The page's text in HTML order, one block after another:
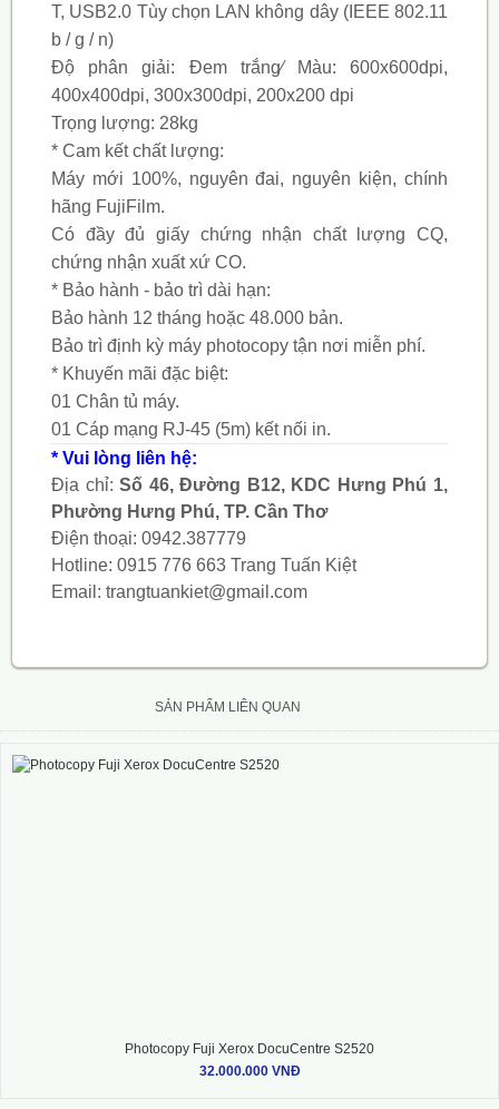
T, USB2.0 Tùy chọn LAN không dây (IEEE 802.11
b / g / n)
Độ phân giải: Đem trắng∕ Màu: 600x600dpi,
400x400dpi, 300x300dpi, 200x200 dpi
Trọng lượng: 28kg
* Cam kết chất lượng:
Máy mới 100%, nguyên đai, nguyên kiện, chính
hãng FujiFilm.
Có đầy đủ giấy chứng nhận chất lượng CQ,
chứng nhận xuất xứ CO.
* Bảo hành - bảo trì dài hạn:
Bảo hành 12 tháng hoặc 48.000 bản.
Bảo trì định kỳ máy photocopy tận nơi miễn phí.
* Khuyến mãi đặc biệt:
01 Chân tủ máy.
01 Cáp mạng RJ-45 (5m) kết nối in.
* Vui lòng liên hệ:
Địa chỉ:Số 46, Đường B12, KDC Hưng Phú 1,
Phường Hưng Phú, TP. Cần Thơ
Điện thoại: 0942.387779
Hotline: 0915 776 663 Trang Tuấn Kiệt
Email: trangtuankiet@gmail.com
SẢN PHẨM LIÊN QUAN
Photocopy Fuji Xerox DocuCentre S2520
32.000.000 VNĐ